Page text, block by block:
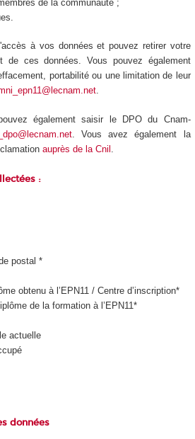
de la communauté ;
à vos données et pouvez retirer votre
de ces données. Vous pouvez également
portabilité ou une limitation de leur
.
également saisir le DPO du Cnam-
. Vous avez également la
auprès de la Cnil
:
postal *
obtenu à l’EPN11 / Centre d’inscription*
de la formation à l’EPN11*
actuelle
données